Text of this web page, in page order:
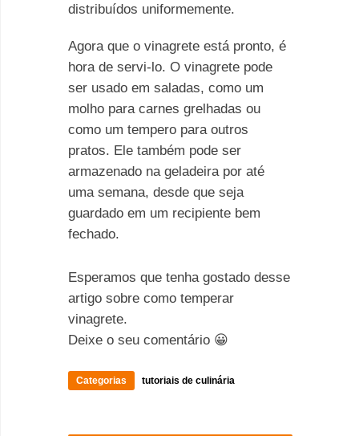
distribuídos uniformemente.
Agora que o vinagrete está pronto, é
hora de servi-lo. O vinagrete pode
ser usado em saladas, como um
molho para carnes grelhadas ou
como um tempero para outros
pratos. Ele também pode ser
armazenado na geladeira por até
uma semana, desde que seja
guardado em um recipiente bem
fechado.
Esperamos que tenha gostado desse
artigo sobre como temperar
vinagrete.
Deixe o seu comentário 😀
Categorias tutoriais de culinária